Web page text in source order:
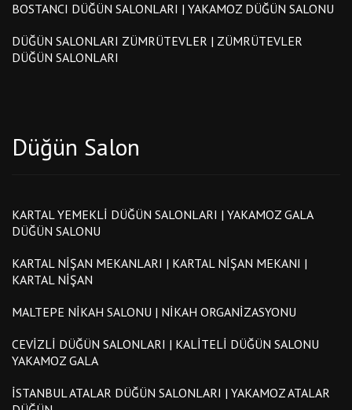
BOSTANCI DÜĞÜN SALONLARI | YAKAMOZ DÜĞÜN SALONU
DÜĞÜN SALONLARI ZÜMRÜTEVLER | ZÜMRÜTEVLER
DÜĞÜN SALONLARI
Düğün Salon
KARTAL YEMEKLI DÜĞÜN SALONLARI | YAKAMOZ GALA
DÜĞÜN SALONU
KARTAL NIŞAN MEKANLARI | KARTAL NIŞAN MEKANI |
KARTAL NIŞAN
MALTEPE NIKAH SALONU | NIKAH ORGANIZASYONU
CEVIZLI DÜĞÜN SALONLARI | KALITELI DÜĞÜN SALONU
YAKAMOZ GALA
İSTANBUL ATALAR DÜĞÜN SALONLARI | YAKAMOZ ATALAR